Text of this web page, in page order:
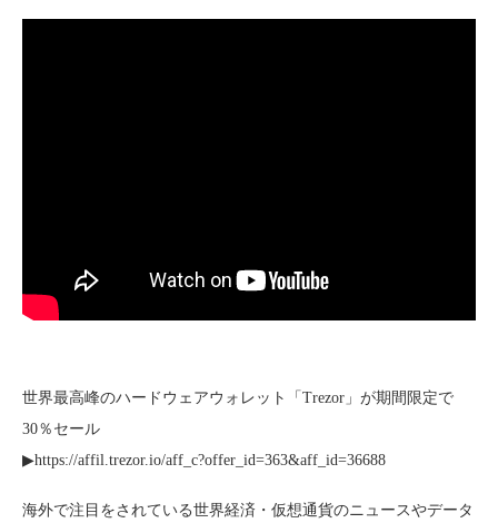
世界最高峰のハードウェアウォレット「Trezor」が期間限定で
30％セール
▶︎https://affil.trezor.io/aff_c?offer_id=363&aff_id=36688
海外で注目をされている世界経済・仮想通貨のニュースやデータ